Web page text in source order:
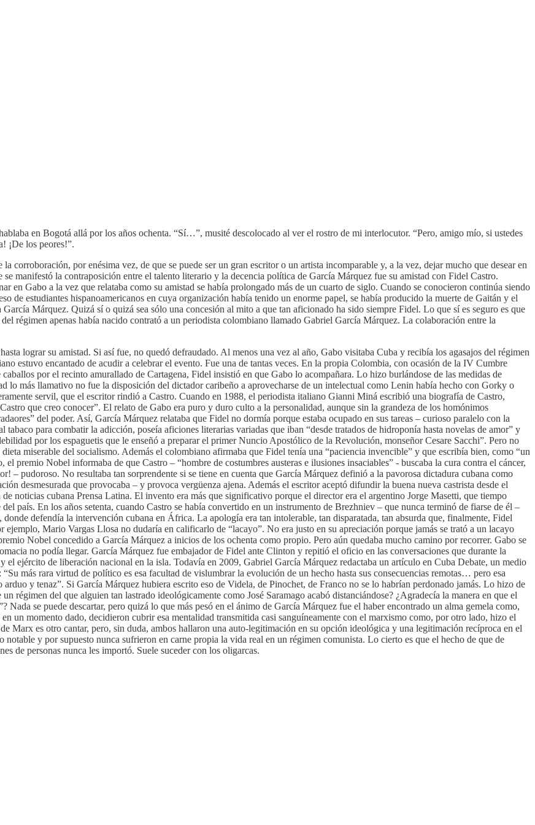
en Bogotá allá por los años ochenta. “Sí…”, musité descolocado al ver el rostro de mi interlocutor. “Pero, amigo mío, si ustedes
¡De los peores!”.
corroboración, por enésima vez, de que se puede ser un gran escritor o un artista incomparable y, a la vez, dejar mucho que desear en
manifestó la contraposición entre el talento literario y la decencia política de García Márquez fue su amistad con Fidel Castro.
en Gabo a la vez que relataba como su amistad se había prolongado más de un cuarto de siglo. Cuando se conocieron continúa siendo
de estudiantes hispanoamericanos en cuya organización había tenido un enorme papel, se había producido la muerte de Gaitán y el
Márquez. Quizá sí o quizá sea sólo una concesión al mito a que tan aficionado ha sido siempre Fidel. Lo que sí es seguro es que
régimen apenas había nacido contrató a un periodista colombiano llamado Gabriel García Márquez. La colaboración entre la
lograr su amistad. Si así fue, no quedó defraudado. Al menos una vez al año, Gabo visitaba Cuba y recibía los agasajos del régimen
estuvo encantado de acudir a celebrar el evento. Fue una de tantas veces. En la propia Colombia, con ocasión de la IV Cumbre
por el recinto amurallado de Cartagena, Fidel insistió en que Gabo lo acompañara. Lo hizo burlándose de las medidas de
lo más llamativo no fue la disposición del dictador caribeño a aprovecharse de un intelectual como Lenin había hecho con Gorky o
servil, que el escritor rindió a Castro. Cuando en 1988, el periodista italiano Gianni Miná escribió una biografía de Castro,
que creo conocer”. El relato de Gabo era puro y duro culto a la personalidad, aunque sin la grandeza de los homónimos
del poder. Así, García Márquez relataba que Fidel no dormía porque estaba ocupado en sus tareas – curioso paralelo con la
para combatir la adicción, poseía aficiones literarias variadas que iban “desde tratados de hidroponía hasta novelas de amor” y
por los espaguetis que le enseñó a preparar el primer Nuncio Apostólico de la Revolución, monseñor Cesare Sacchi”. Pero no
miserable del socialismo. Además el colombiano afirmaba que Fidel tenía una “paciencia invencible” y que escribía bien, como “un
premio Nobel informaba de que Castro – “hombre de costumbres austeras e ilusiones insaciables” - buscaba la cura contra el cáncer,
– pudoroso. No resultaba tan sorprendente si se tiene en cuenta que García Márquez definió a la pavorosa dictadura cubana como
desmesurada que provocaba – y provoca vergüenza ajena. Además el escritor aceptó difundir la buena nueva castrista desde el
noticias cubana Prensa Latina. El invento era más que significativo porque el director era el argentino Jorge Masetti, que tiempo
país. En los años setenta, cuando Castro se había convertido en un instrumento de Brezhniev – que nunca terminó de fiarse de él –
defendía la intervención cubana en África. La apología era tan intolerable, tan disparatada, tan absurda que, finalmente, Fidel
Mario Vargas Llosa no dudaría en calificarlo de “lacayo”. No era justo en su apreciación porque jamás se trató a un lacayo
Nobel concedido a García Márquez a inicios de los ochenta como propio. Pero aún quedaba mucho camino por recorrer. Gabo se
no podía llegar. García Márquez fue embajador de Fidel ante Clinton y repitió el oficio en las conversaciones que durante la
ejército de liberación nacional en la isla. Todavía en 2009, Gabriel García Márquez redactaba un artículo en Cuba Debate, un medio
más rara virtud de político es esa facultad de vislumbrar la evolución de un hecho hasta sus consecuencias remotas… pero esa
y tenaz”. Si García Márquez hubiera escrito eso de Videla, de Pinochet, de Franco no se lo habrían perdonado jamás. Lo hizo de
régimen del que alguien tan lastrado ideológicamente como José Saramago acabó distanciándose? ¿Agradecía la manera en que el
se puede descartar, pero quizá lo que más pesó en el ánimo de García Márquez fue el haber encontrado un alma gemela como,
un momento dado, decidieron cubrir esa mentalidad transmitida casi sanguíneamente con el marxismo como, por otro lado, hizo el
Marx es otro cantar, pero, sin duda, ambos hallaron una auto-legitimación en su opción ideológica y una legitimación recíproca en el
notable y por supuesto nunca sufrieron en carne propia la vida real en un régimen comunista. Lo cierto es que el hecho de que de
de personas nunca les importó. Suele suceder con los oligarcas.